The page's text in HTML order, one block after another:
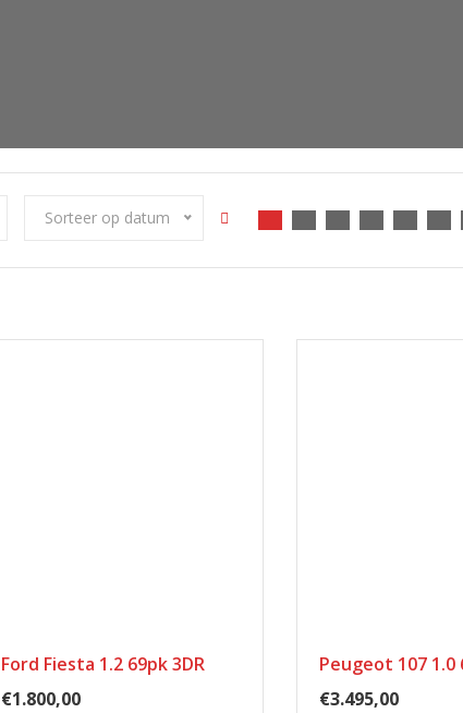
Sorteer op datum
Ford Fiesta 1.2 69pk 3DR
€1.800,00
Peugeot 107 1.0
€3.495,00